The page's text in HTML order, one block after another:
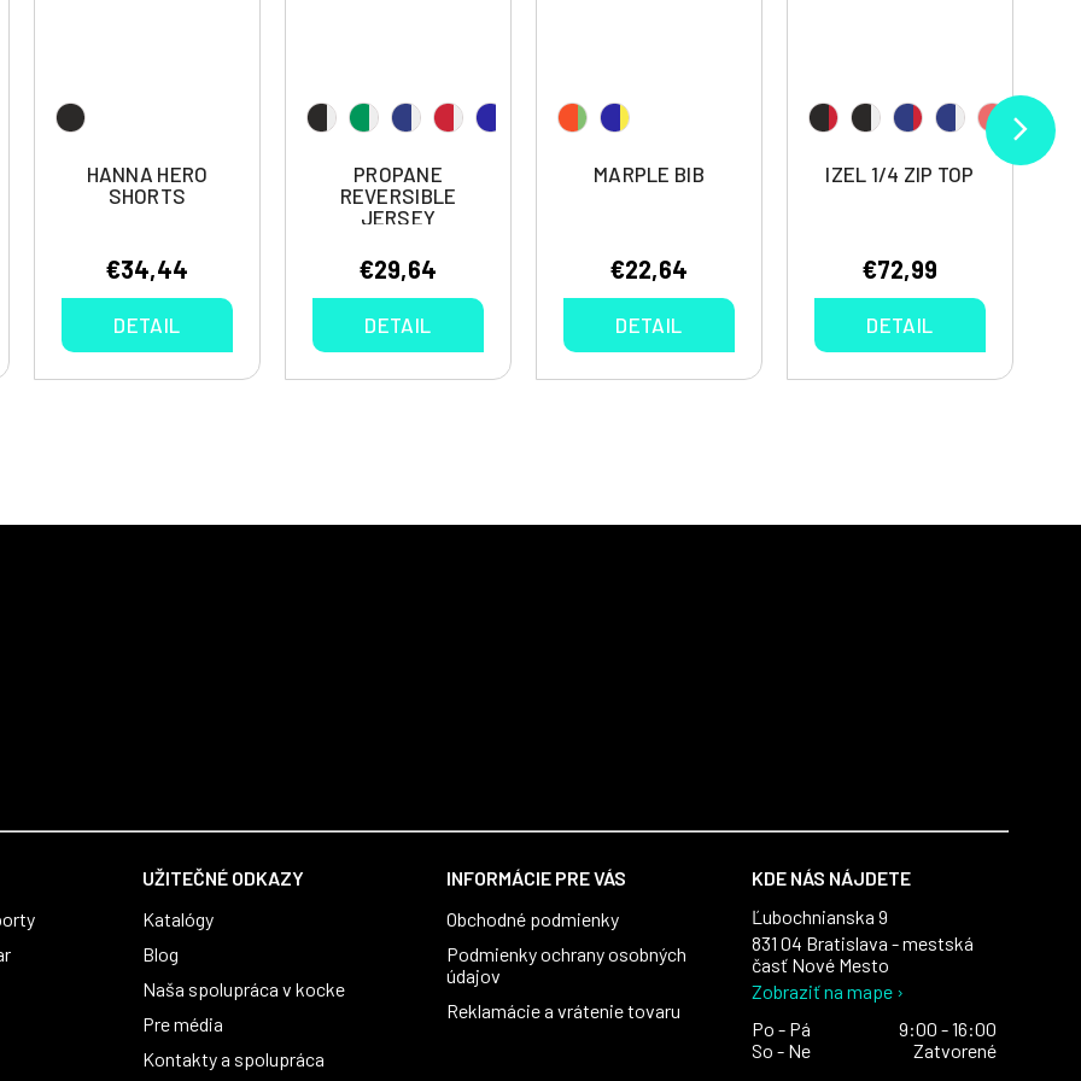
HANNA HERO
SHORTS
€34,44
DETAIL
PROPANE
REVERSIBLE
JERSEY
€29,64
DETAIL
MARPLE BIB
€22,64
DETAIL
IZEL 1/4 ZIP TOP
€72,99
DETAIL
UŽITEČNÉ ODKAZY
Katalógy
Blog
Naša spolupráca v kocke
Pre média
Kontakty a spolupráca
INFORMÁCIE PRE VÁS
Obchodné podmienky
Podmienky ochrany osobných
údajov
Reklamácie a vrátenie tovaru
KDE NÁS NÁJDETE
Ľubochnianska 9
831 04 Bratislava - mestská
časť Nové Mesto
Zobraziť na mape ›
Po - Pá
9:00 - 16:00
So - Ne
Zatvorené